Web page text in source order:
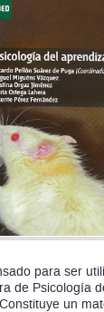
para ser
de Psicología
un